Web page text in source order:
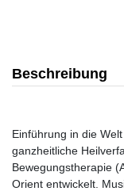
Beschreibung
Einführung in die
ganzheitliche
Bewegungstherapie
Orient entwickelt.